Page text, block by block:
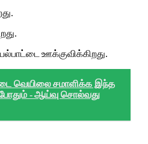
ஊக்குவிக்கிறது.
வெயிலை சமாளிக்க இந்த
- ஆய்வு சொல்வது